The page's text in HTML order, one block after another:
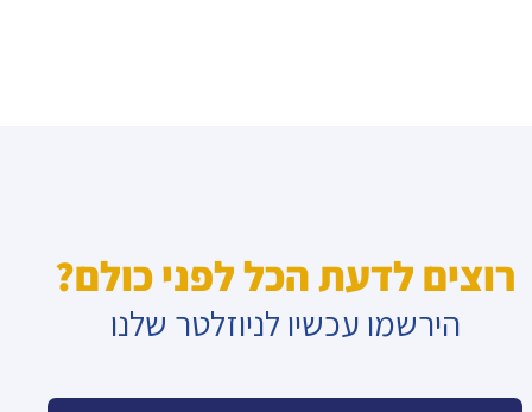
רוצים לדעת הכל לפני כולם?
הירשמו עכשיו לניוזלטר שלנו